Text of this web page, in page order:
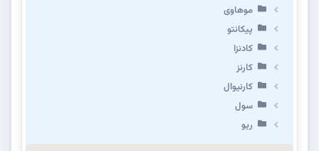
موهاوی
پیکانتو
کادنزا
کارنز
کارنیوال
سول
ریو